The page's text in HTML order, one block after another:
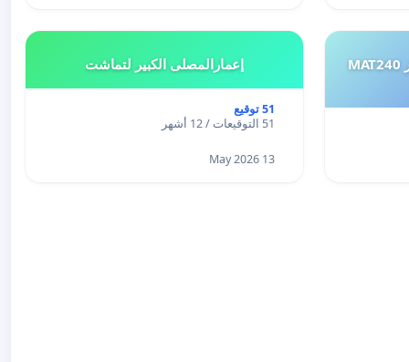
طلب إعادة النظر في تقييم اختبار MAT240 إعمارالمصلى الكبير لتماشت
51 توقيع
51 التوقيعات / 12 أشهر
13 May 2026